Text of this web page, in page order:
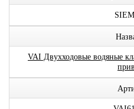
VAI Двухходовые водяные